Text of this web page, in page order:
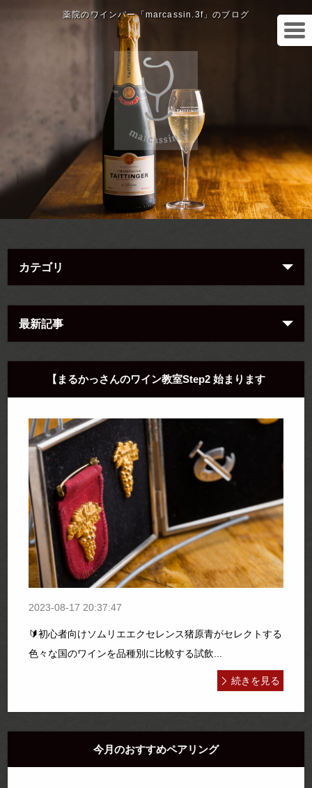
薬院のワインバー「marcassin.3f」のブログ
カテゴリ
最新記事
【まるかっさんのワイン教室Step2 始まります
2023-08-17 20:37:47
🔰初心者向けソムリエエクセレンス猪原青がセレクトする
色々な国のワインを品種別に比較する試飲...
続きを見る
今月のおすすめペアリング